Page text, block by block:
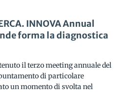
INNOVA Annual
forma la diagnostica
il terzo meeting annuale del
di particolare
un momento di svolta nel